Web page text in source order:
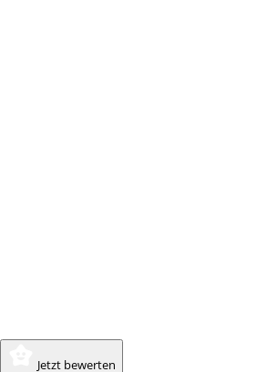
Jetzt bewerten